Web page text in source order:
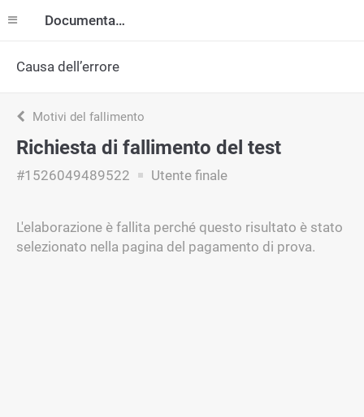
Documentazione
Causa dell’errore
Motivi del fallimento
Richiesta di fallimento del test
#1526049489522 Utente finale
L'elaborazione è fallita perché questo risultato è stato
selezionato nella pagina del pagamento di prova.